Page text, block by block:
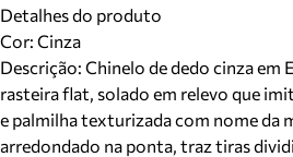
Detalhes do produto
Cor: Cinza
Descrição: Chinelo de dedo cinza em
rasteira flat, solado em relevo que
e palmilha texturizada com nome da
arredondado na ponta, traz tiras